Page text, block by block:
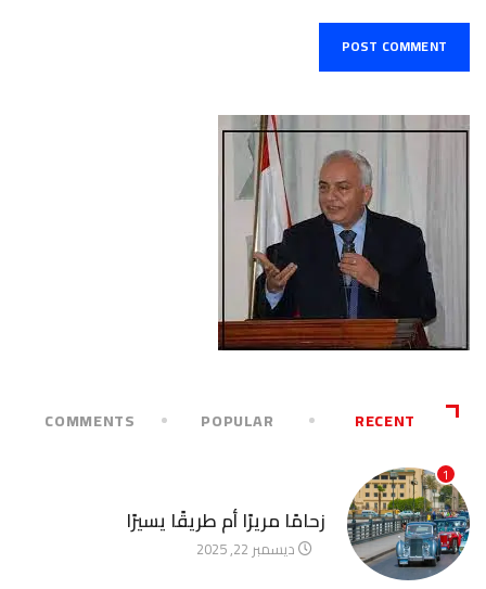
RECENT
POPULAR
COMMENTS
1
زحامًا مريرًا أم طريقًا يسيرًا
ديسمبر 22, 2025